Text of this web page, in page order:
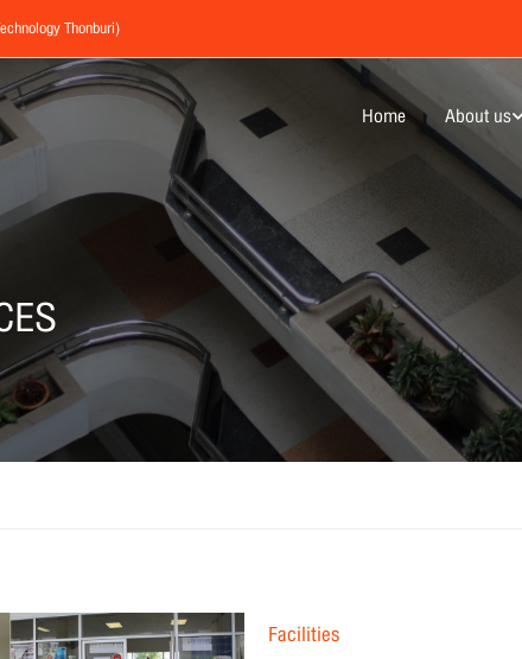
Thonburi)
Home About us
Facilities